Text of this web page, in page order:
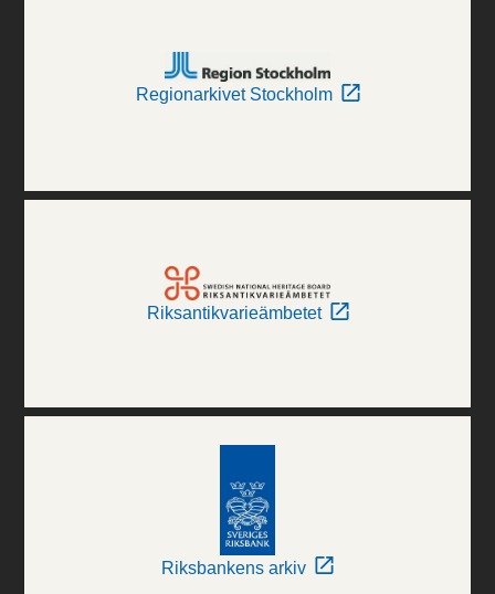
Regionarkivet Stockholm
Riksantikvarieämbetet
Riksbankens arkiv